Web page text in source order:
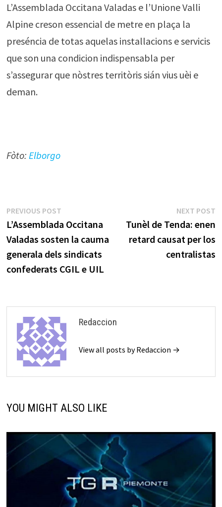
L’Assemblada Occitana Valadas e l’Unione Valli
Alpine creson essencial de metre en plaça la
preséncia de totas aquelas installacions e servicis
que son una condicion indispensabla per
s’assegurar que nòstres territòris sián vius uèi e
deman.
Fòto: Elborgo
Navigacion
dels
articles
PREVIOUS POSTPrevious
post:
L’Assemblada Occitana
Valadas sosten la cauma
generala dels sindicats
confederats CGIL e UIL
NEXT POST
Tunèl de Tenda: enen
retard causat per los
centralistas
Redaccion
View all posts by Redaccion →
YOU MIGHT ALSO LIKE